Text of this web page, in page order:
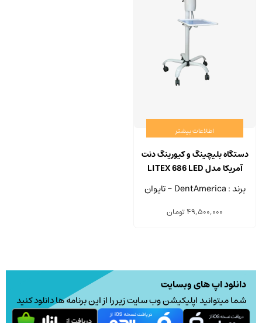
اطلاعات بیشتر
دستگاه بلیچینگ و کیورینگ دنت‌
آمریکا مدل LITEX 686 LED
برند : DentAmerica - تایوان
49,500,000تومان
دانلود اپ های وبسایت
شما میتوانید اپلیکیشن وب سایت زیر را از این برنامه ها دانلود کنید